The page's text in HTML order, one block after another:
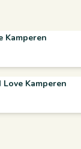
Kamperen
Kamperen